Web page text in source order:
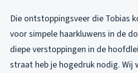
Die ontstoppingsveer die Tobias
voor simpele haarkluwens in de
diepe verstoppingen in de
straat heb je hogedruk nodig. Wij